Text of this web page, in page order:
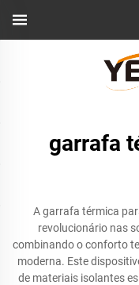
garrafa
A garrafa térmica
revolucionário nas
combinando o conforto
moderna. Este
de materiais isolantes